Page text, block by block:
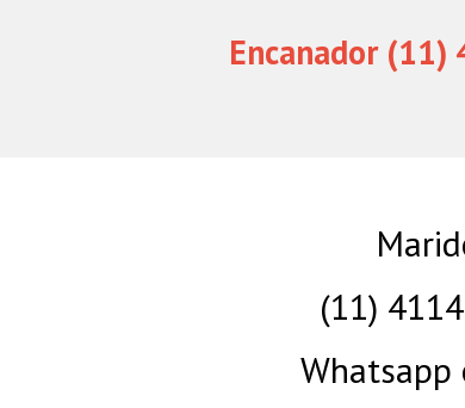
Encanador
(11)